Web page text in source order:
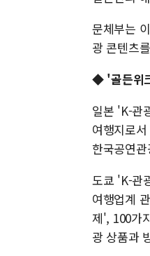
문체부는
광 콘텐츠
◆ '골든위
일본 'K-관
여행지로
한국공연
도쿄 'K-관
여행업계
제', 100가
광 상품과